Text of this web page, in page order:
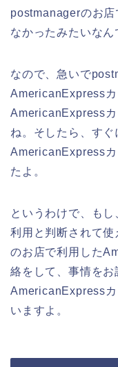
postmanagerのお
なかったみたいなん
なので、急いで
AmericanExpressカ
AmericanExpressカ
ね。そしたら、す
AmericanExpressカ
たよ。
というわけで、も
利用と判断されて
のお店で利用した
絡をして、事情を
AmericanExpress
いますよ。